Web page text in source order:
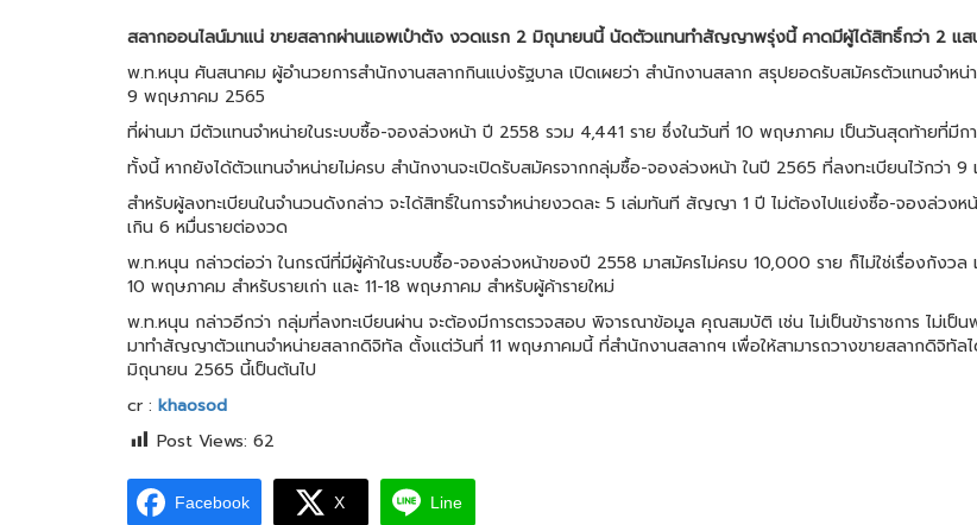
สลากออนไลน์มาแน่ ขายสลากผ่านแอพเป๋าตัง งวดแรก 2 มิถุนายนนี้ นัดตัวแทนทำสัญญาพรุ่งนี้ คาดมีผู้ได้สิทธิ์กว่า 2 แส
พ.ท.หนุน ศันสนาคม ผู้อำนวยการสำนักงานสลากกินแบ่งรัฐบาล เปิดเผยว่า สำนักงานสลาก สรุปยอดรับสมัครตัวแทนจำห
9 พฤษภาคม 2565
ที่ผ่านมา มีตัวแทนจำหน่ายในระบบซื้อ-จองล่วงหน้า ปี 2558 รวม 4,441 ราย ซึ่งในวันที่ 10 พฤษภาคม เป็นวันสุดท้ายที่มีก
ทั้งนี้ หากยังได้ตัวแทนจำหน่ายไม่ครบ สำนักงานจะเปิดรับสมัครจากกลุ่มซื้อ-จองล่วงหน้า ในปี 2565 ที่ลงทะเบียนไว้กว่า 9
สำหรับผู้ลงทะเบียนในจำนวนดังกล่าว จะได้สิทธิ์ในการจำหน่ายงวดละ 5 เล่มทันที สัญญา 1 ปี ไม่ต้องไปแย่งซื้อ-จองล่วงห
เกิน 6 หมื่นรายต่องวด
พ.ท.หนุน กล่าวต่อว่า ในกรณีที่มีผู้ค้าในระบบซื้อ-จองล่วงหน้าของปี 2558 มาสมัครไม่ครบ 10,000 ราย ก็ไม่ใช่เรื่องกังว
10 พฤษภาคม สำหรับรายเก่า และ 11-18 พฤษภาคม สำหรับผู้ค้ารายใหม่
พ.ท.หนุน กล่าวอีกว่า กลุ่มที่ลงทะเบียนผ่าน จะต้องมีการตรวจสอบ พิจารณาข้อมูล คุณสมบัติ เช่น ไม่เป็นข้าราชการ ไม่เป็
มาทำสัญญาตัวแทนจำหน่ายสลากดิจิทัล ตั้งแต่วันที่ 11 พฤษภาคมนี้ ที่สำนักงานสลากฯ เพื่อให้สามารถวางขายสลากดิจิทั
มิถุนายน 2565 นี้เป็นต้นไป
cr : khaosod
Post Views: 62
Facebook X Line